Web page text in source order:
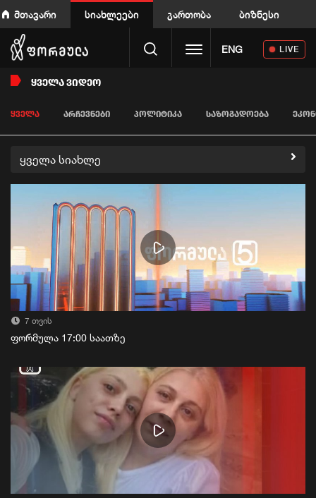
მთავარი სიახლეები გართობა ბიზნესი
Toggle navigation
ENG LIVE
ᲧᲕᲔᲚᲐ ᲕᲘᲓᲔᲝ
ᲧᲕᲔᲚᲐ ᲐᲠᲩᲔᲕᲜᲔᲑᲘ ᲞᲝᲚᲘᲢᲘᲙᲐ ᲡᲐᲖᲝᲒᲐᲓᲝᲔᲑᲐ
ყველა სიახლე
7 თვის
ფორმულა 17:00 საათზე